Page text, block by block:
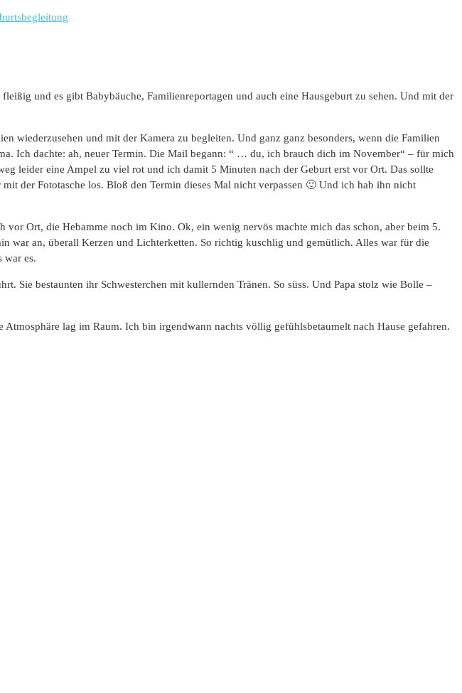
fleißig und es gibt Babybäuche, Familienreportagen und auch eine Hausgeburt zu sehen. Und mit der
wiederzusehen und mit der Kamera zu begleiten. Und ganz ganz besonders, wenn die Familien
Ich dachte: ah, neuer Termin. Die Mail begann: “ … du, ich brauch dich im November“ – für mich
leider eine Ampel zu viel rot und ich damit 5 Minuten nach der Geburt erst vor Ort. Das sollte
der Fototasche los. Bloß den Termin dieses Mal nicht verpassen 🙂 Und ich hab ihn nicht
Ort, die Hebamme noch im Kino. Ok, ein wenig nervös machte mich das schon, aber beim 5.
war an, überall Kerzen und Lichterketten. So richtig kuschlig und gemütlich. Alles war für die
war es.
Sie bestaunten ihr Schwesterchen mit kullernden Tränen. So süss. Und Papa stolz wie Bolle –
lag im Raum. Ich bin irgendwann nachts völlig gefühlsbetaumelt nach Hause gefahren.